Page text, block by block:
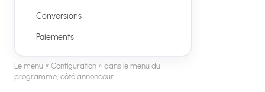
Conversions
Paiements
Le menu « Configuration » dans le menu du
programme, côté annonceur.